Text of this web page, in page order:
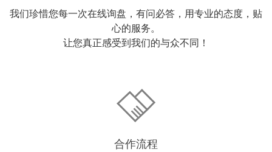
我们珍惜您每一次在线询盘，有问必答，用专业的态度，贴
心的服务。
让您真正感受到我们的与众不同！
合作流程